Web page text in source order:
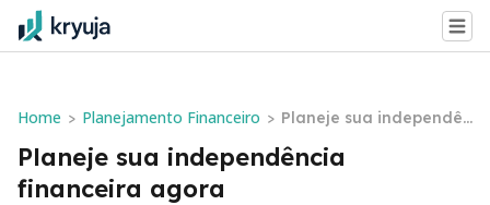
Home > Planejamento Financeiro > Planeje sua independên
cia financeira agora
Planeje sua independência
financeira agora